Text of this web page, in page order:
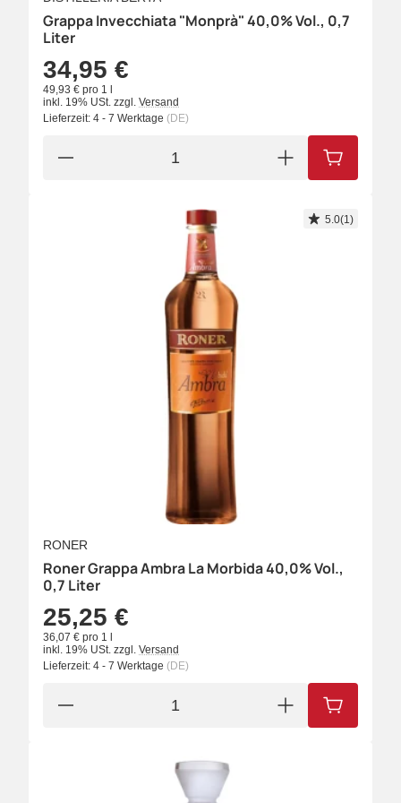
Grappa Invecchiata "Monprà" 40,0% Vol., 0,7
Liter
34,95 €
49,93 € pro 1 l
inkl. 19% USt. zzgl. Versand
Lieferzeit: 4 - 7 Werktage (DE)
IN DEN
5.0(1)
RONER
Roner Grappa Ambra La Morbida 40,0% Vol.,
0,7 Liter
25,25 €
36,07 € pro 1 l
inkl. 19% USt. zzgl. Versand
Lieferzeit: 4 - 7 Werktage (DE)
IN DEN